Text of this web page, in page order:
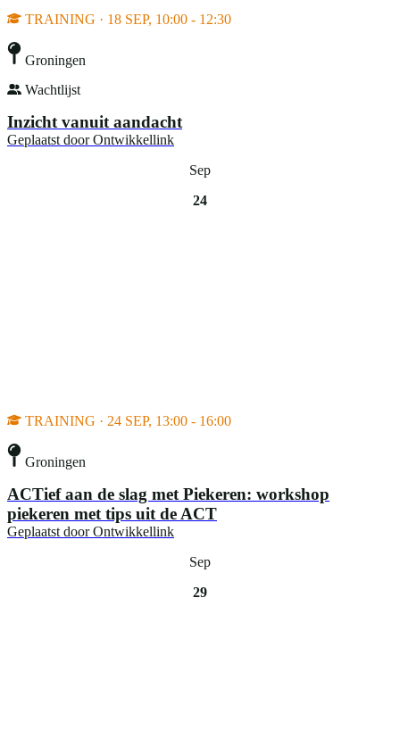
TRAINING · 18 SEP, 10:00 - 12:30
Groningen
Wachtlijst
Inzicht vanuit aandacht
Geplaatst door Ontwikkellink
Sep
24
TRAINING · 24 SEP, 13:00 - 16:00
Groningen
ACTief aan de slag met Piekeren: workshop
piekeren met tips uit de ACT
Geplaatst door Ontwikkellink
Sep
29